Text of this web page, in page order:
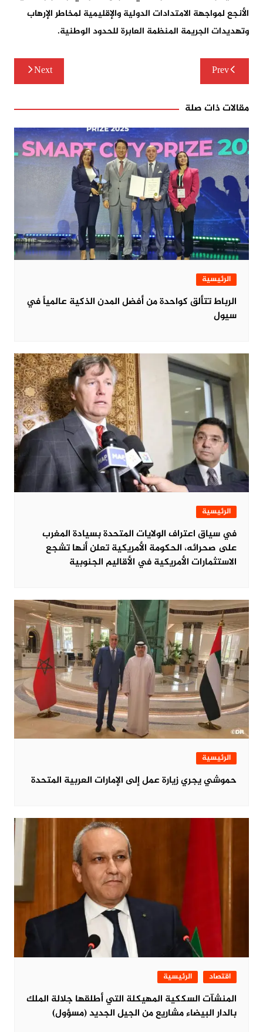
الأنجع لمواجهة الامتدادات الدولية والإقليمية لمخاطر الإرهاب
وتهديدات الجريمة المنظمة العابرة للحدود الوطنية.
تصفّح
المقالات
Prev
Next
مقالات ذات صلة
الرئيسية
الرباط تتألق كواحدة من أفضل المدن الذكية عالمياً في
سيول
الرئيسية
في سياق اعتراف الولايات المتحدة بسيادة المغرب
على صحرائه، الحكومة الأمريكية تعلن أنها تشجع
الاستثمارات الأمريكية في الأقاليم الجنوبية
الرئيسية
حموشي يجري زيارة عمل إلى الإمارات العربية المتحدة
اقتصاد الرئيسية
المنشآت السككية المهيكلة التي أطلقها جلالة الملك
بالدار البيضاء مشاريع من الجيل الجديد (مسؤول)